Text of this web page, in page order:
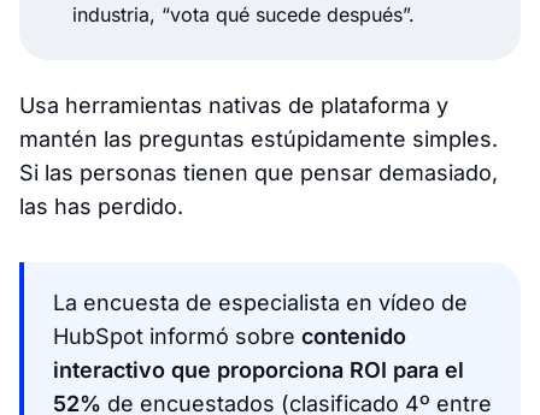
industria, “vota qué sucede después”.
Usa herramientas nativas de plataforma y
mantén las preguntas estúpidamente simples.
Si las personas tienen que pensar demasiado,
las has perdido.
La encuesta de especialista en vídeo de
HubSpot informó sobre contenido
interactivo que proporciona ROI para el
52% de encuestados (clasificado 4º entre